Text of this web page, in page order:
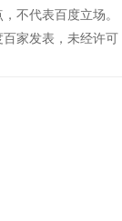
不代表百度立场。
家发表，未经许可